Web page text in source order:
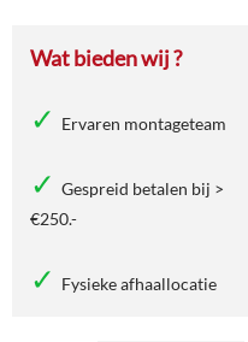
Wat bieden wij ?
Ervaren montageteam
Gespreid betalen bij >
€250.-
Fysieke afhaallocatie